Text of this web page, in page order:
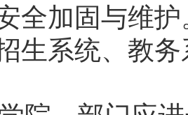
全加固与维
生系统、教